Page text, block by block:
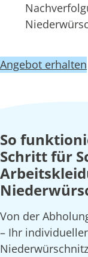
Angebot erhalten
So
Schritt für
Von der
– Ihr